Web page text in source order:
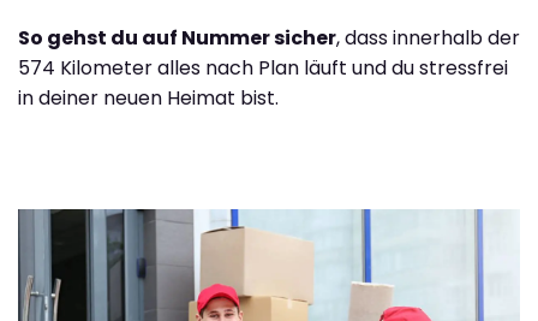
So gehst du auf Nummer sicher, dass innerhalb der
574 Kilometer alles nach Plan läuft und du stressfrei
in deiner neuen Heimat bist.